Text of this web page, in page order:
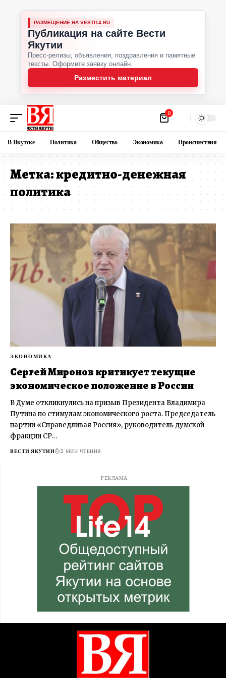
РАЗМЕЩЕНИЕ НА VESTI14.RU
Публикация на сайте Вести
Якутии
Пресс-релизы, объявления, поздравления и памятные
тексты. Оформите заявку онлайн.
Разместить материал
0
В Якутске Политика Общество Экономика Происшествия
Метка:кредитно-денежная
политика
ЭКОНОМИКА
Сергей Миронов критикует текущие
экономическое положение в России
В Думе откликнулись на призыв Президента Владимира
Путина по стимулам экономического роста. Председатель
партии «Справедливая Россия», руководитель думской
фракции СР…
ВЕСТИ ЯКУТИИ 2 МИН ЧТЕНИЯ
- РЕКЛАМА-